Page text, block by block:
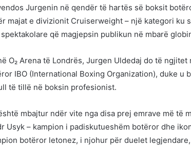
Jurgenin në qendër të hartës së boksit
majat e divizionit Cruiserweight – një kategori ku
që magjepsin publikun në mbarë
O₂ Arena të Londrës, Jurgen Uldedaj do të
IBO (International Boxing Organization), duke u
të tillë në boksin profesionist.
mbajtur ndër vite nga disa prej emrave më të
Usyk – kampion i padiskutueshëm botëror dhe
botëror letonez, i njohur për duelet